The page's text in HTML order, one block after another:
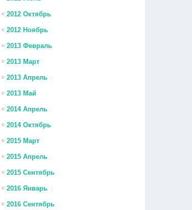
2012 Октябрь
2012 Ноябрь
2013 Февраль
2013 Март
2013 Апрель
2013 Май
2014 Апрель
2014 Октябрь
2015 Март
2015 Апрель
2015 Сентябрь
2016 Январь
2016 Сентябрь